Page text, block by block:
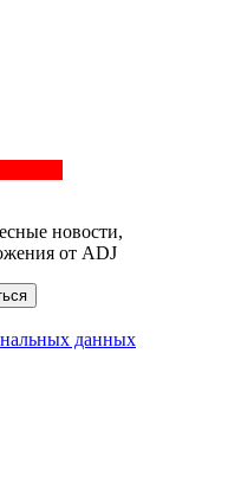
новости,
от ADJ
данных